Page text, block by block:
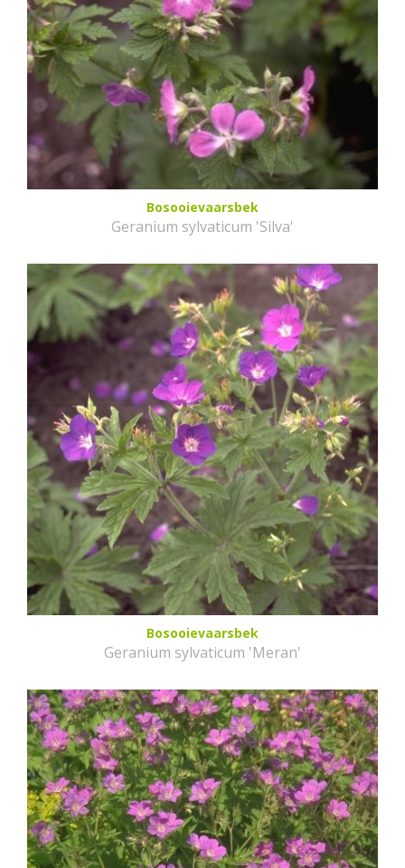
Bosooievaarsbek
Geranium sylvaticum 'Silva'
Bosooievaarsbek
Geranium sylvaticum 'Meran'